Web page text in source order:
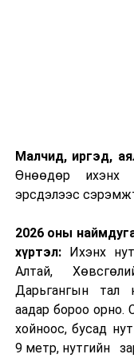
Малчид, иргэд,
Өнөөдөр ихэнх
эрсдэлээс
2026 оны
хүртэл:Ихэнх
Алтай,
Дарьгангын тал
аадар бороо орно.
хойноос, бусад
9 метр, нутгийн